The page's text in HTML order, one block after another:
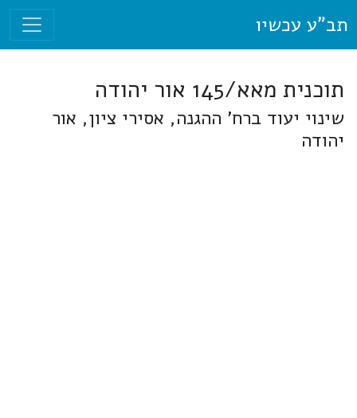
תב"ע עכשיו
תוכנית מאא/145 אור יהודה
שינוי יעוד ברח' ההגנה, אסירי ציון, אור
יהודה